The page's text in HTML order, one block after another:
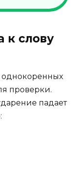
к слову
однокоренных
проверки.
падает